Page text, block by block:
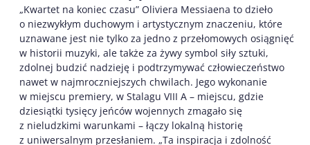
„Kwartet na koniec czasu” Oliviera Messiaena to dzieło
o niezwykłym duchowym i artystycznym znaczeniu, które
uznawane jest nie tylko za jedno z przełomowych osiągnięć
w historii muzyki, ale także za żywy symbol siły sztuki,
zdolnej budzić nadzieję i podtrzymywać człowieczeństwo
nawet w najmroczniejszych chwilach. Jego wykonanie
w miejscu premiery, w Stalagu VIII A – miejscu, gdzie
dziesiątki tysięcy jeńców wojennych zmagało się
z nieludzkimi warunkami – łączy lokalną historię
z uniwersalnym przesłaniem. „Ta inspiracja i zdolność